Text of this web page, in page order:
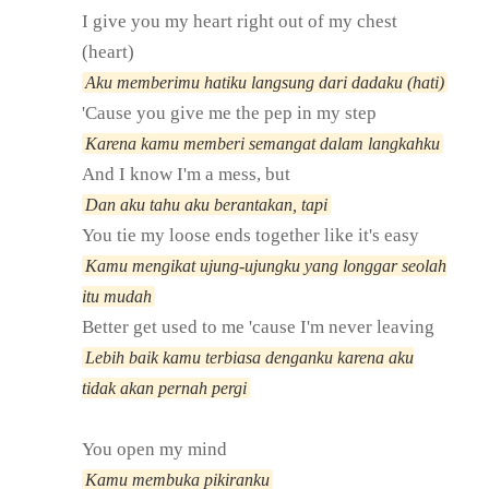
I give you my heart right out of my chest
(heart)
Aku memberimu hatiku langsung dari dadaku (hati)
'Cause you give me the pep in my step
Karena kamu memberi semangat dalam langkahku
And I know I'm a mess, but
Dan aku tahu aku berantakan, tapi
You tie my loose ends together like it's easy
Kamu mengikat ujung-ujungku yang longgar seolah
itu mudah
Better get used to me 'cause I'm never leaving
Lebih baik kamu terbiasa denganku karena aku
tidak akan pernah pergi
You open my mind
Kamu membuka pikiranku